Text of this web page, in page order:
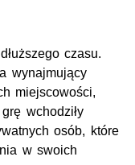
czasu.
wynajmujący
miejscowości,
wchodziły
osób, które
w swoich